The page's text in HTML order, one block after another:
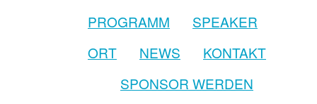
PROGRAMM
SPEAKER
ORT
NEWS
KONTAKT
SPONSOR WERDEN